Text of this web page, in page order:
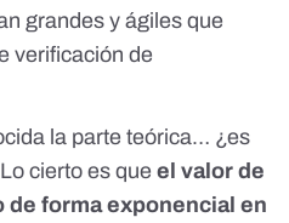
grandes y ágiles que
verificación de
la parte teórica… ¿es
cierto es que el valor de
forma exponencial en